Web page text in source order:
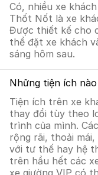
Có, nhiều xe
Thốt Nốt là xe
Được thiết kế cho
thể đặt xe khách
sáng hôm sau.
Những tiện ích
Tiện ích trên xe
thay đổi tùy theo
trình của mình.
rộng rãi, thoải
với tư thế hay hệ
trên hầu hết các
xe giường VIP có